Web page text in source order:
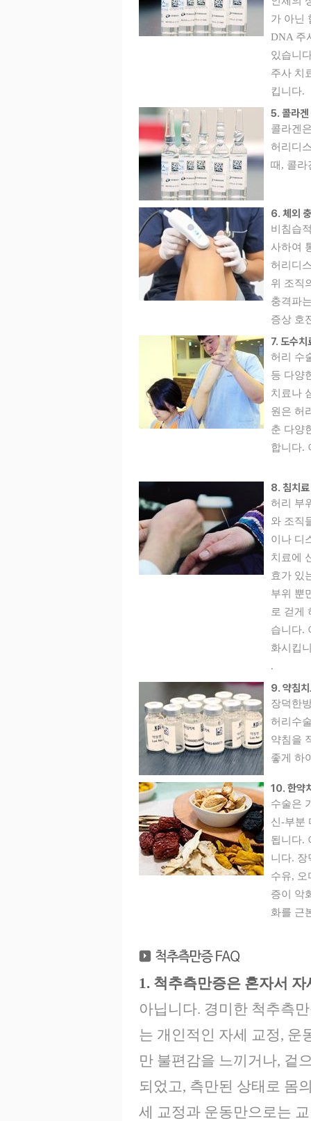
가 아닌
DNA 주
있습니
주사 치
킵니다.
5. 콜라겐
콜라겐
허리디
때, 콜라
6. 체외
비침습
사하여
허리디
위 조직
충격파
증상 호
7. 도수치
허리 수
등 다양
치료나
원은 허
춘 다양
합니다.
8. 침치료
허리 부
와 조직
이나 디
치료에
효가 있
부위 뿐
로 걷게
습니다.
화시킵
.
9. 약침
장덕한
허리수
약침을
좋게 하
10. 한약
수술은
신-부분
됩니다.
니다. 장
수유, 오
증이 악
화를 근
1. 척추측만증은 혼자서
아닙니다. 경미한 척추측
는 개인적인 자세 교정, 운
만 불편감을 느끼거나, 겉
되었고, 측만된 상태로 몸
세 교정과 운동만으로는